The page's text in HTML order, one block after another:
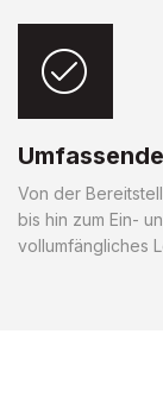
Von der
bis hin zum Ein-
vollumfängliches